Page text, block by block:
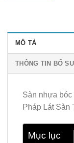
MÔ TẢ
THÔNG TIN BỔ
Sàn nhựa bóc
Pháp Lát Sàn
Mục lục